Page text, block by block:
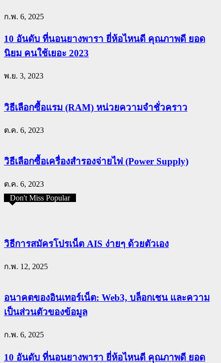
ก.พ. 6, 2025
10 อันดับ ที่นอนยางพารา ยี่ห้อไหนดี คุณภาพดี ยอด
นิยม คนใช้เยอะ 2023
พ.ย. 3, 2023
วิธีเลือกซื้อแรม (RAM) หน่วยความจำชั่วคราว
ต.ค. 6, 2023
วิธีเลือกซื้อเครื่องสำรองจ่ายไฟ (Power Supply)
ต.ค. 6, 2023
Don't Miss Popular
วิธีการสมัครโปรเน็ต AIS ง่ายๆ ด้วยตัวเอง
ก.พ. 12, 2025
อนาคตของอินเทอร์เน็ต: Web3, บล็อกเชน และความ
เป็นส่วนตัวของข้อมูล
ก.พ. 6, 2025
10 อันดับ ที่นอนยางพารา ยี่ห้อไหนดี คุณภาพดี ยอด